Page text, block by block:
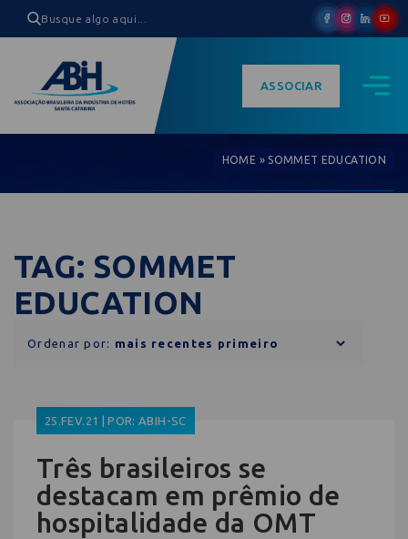
ASSOCIAR
HOME » SOMMET EDUCATION
TAG: SOMMET
EDUCATION
Ordenar por:
25.FEV.21 | POR: ABIH-SC
Três brasileiros se
destacam em prêmio de
hospitalidade da OMT